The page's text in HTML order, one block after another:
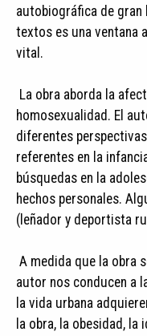
autobiográfica de gran
textos es una ventana
vital.
La obra aborda la
homosexualidad. El
diferentes
referentes en la
búsquedas en la
hechos personales.
(leñador y deportista
A medida que la obra
autor nos conducen a
la vida urbana
la obra, la obesidad,